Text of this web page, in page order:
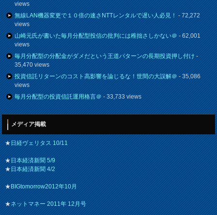
views
無線LAN機器変更で１０倍の速さNTTレンタルで遅い人必見！- 72,272
views
山崎元氏が書いた毎月分配型投信の批判には稚拙さしかない＠- 62,001
views
毎月分配型の分配金がダメだという王道パターンの長期投資押し付け-
35,470 views
投資信託リターンのコスト高影響を論じるな！世間の大誤解＠- 35,086
views
毎月分配型の投資信託運用格言＠- 33,733 views
メディア掲載
★日経ヴェリタス 10/11
★日本経済新聞 5/9
★日本経済新聞 4/2
★BIGtomorrow2012年10月
★ネットマネー 2011年 12月号